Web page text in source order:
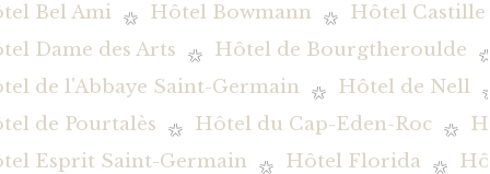
Bel Ami
Hôtel Bowmann
Hôtel Castille
Dame des Arts
Hôtel de Bourgtheroulde
de l'Abbaye Saint-Germain
Hôtel de Nell
de Pourtalès
Hôtel du Cap-Eden-Roc
Esprit Saint-Germain
Hôtel Florida